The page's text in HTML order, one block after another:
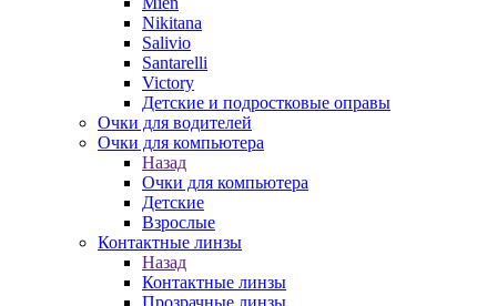
Nikitana
Salivio
Santarelli
Victory
Детские и подростковые оправы
Очки для водителей
Очки для компьютера
Назад
Очки для компьютера
Детские
Взрослые
Контактные линзы
Назад
Контактные линзы
Прозрачные линзы